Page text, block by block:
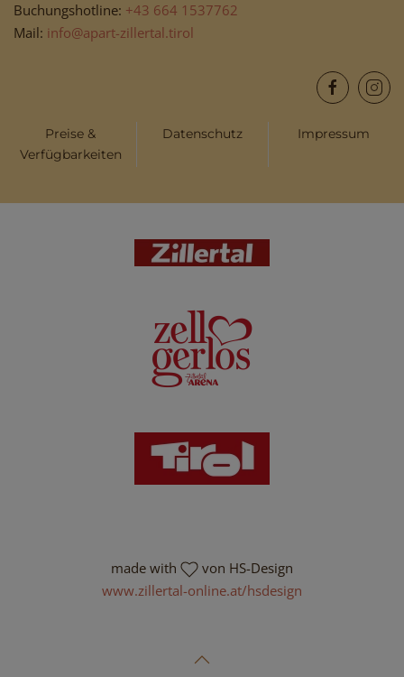
Buchungshotline: +43 664 1537762
Mail: info@apart-zillertal.tirol
Preise &
Verfügbarkeiten
Datenschutz Impressum
made with
von HS-Design
www.zillertal-online.at/hsdesign